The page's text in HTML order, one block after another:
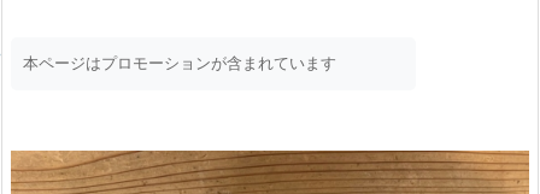
本ページはプロモーションが含まれています